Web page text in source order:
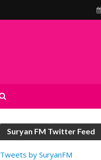
Suryan FM Twitter Feed
Tweets by SuryanFM